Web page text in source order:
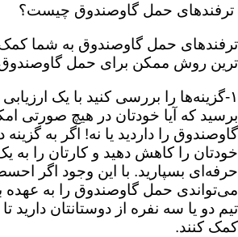
ترفندهای حمل گاوصندوق چیست؟
ترفندهای حمل گاوصندوق به شما کمک
ترین روش ممکن برای حمل گاوصندوق
۱-گزینه‌ها را بررسی کنید با یک
برسید که آیا خودتان در هیچ صورتی
گاوصندوق را داردید یا نه! اگر به
خودتان را کاهش دهید و کارتان را
حرفه‌ای بسپارید. با این وجود اگر
می‌تواندی حمل گاوصندوق را به عهده
تیم دو یا سه نفره از دوستانتان دارید
کمک کنند.